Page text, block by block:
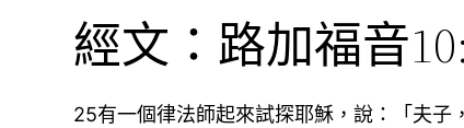
經文：路加福音
25有一個律法師起來試探耶穌，說：「夫子